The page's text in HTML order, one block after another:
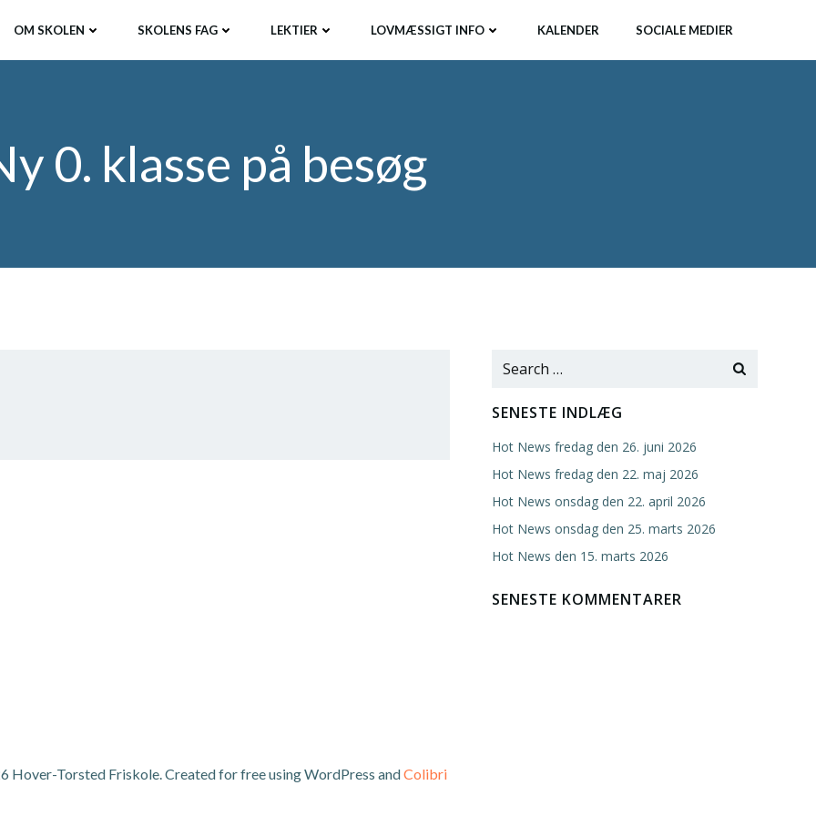
OM SKOLEN SKOLENS FAG LEKTIER LOVMÆSSIGT INFO KALENDER SOCIALE MEDIER
0. klasse på besøg
Search
SENESTE INDLÆG
Hot News fredag den 26. juni 2026
Hot News fredag den 22. maj 2026
Hot News onsdag den 22. april 2026
Hot News onsdag den 25. marts 2026
Hot News den 15. marts 2026
SENESTE KOMMENTARER
Hover-Torsted Friskole. Created for free using WordPress andColibri